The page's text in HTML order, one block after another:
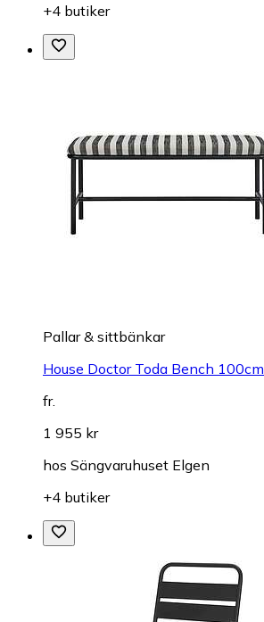
+4 butiker
Pallar & sittbänkar
House Doctor Toda Bench 100cm
fr.
1 955 kr
hos Sängvaruhuset Elgen
+4 butiker